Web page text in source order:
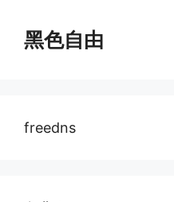
黑色自由
freedns